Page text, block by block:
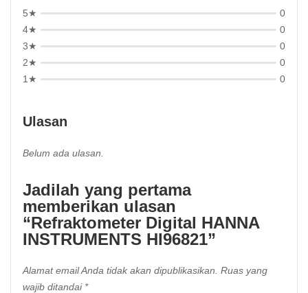
5★
0
4★
0
3★
0
2★
0
1★
0
Ulasan
Belum ada ulasan.
Jadilah yang pertama
memberikan ulasan
“Refraktometer Digital HANNA
INSTRUMENTS HI96821”
Alamat email Anda tidak akan dipublikasikan. Ruas yang
wajib ditandai *